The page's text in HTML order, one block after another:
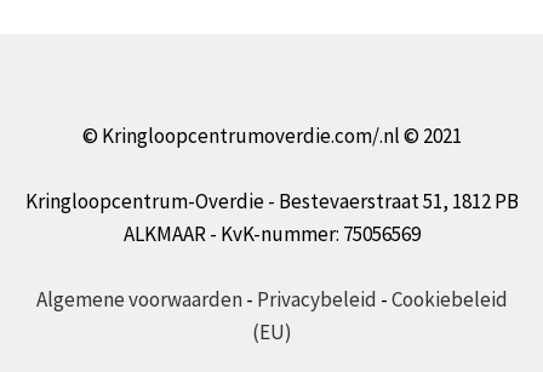
© Kringloopcentrumoverdie.com/.nl © 2021
Kringloopcentrum-Overdie - Bestevaerstraat 51, 1812 PB
ALKMAAR - KvK-nummer: 75056569
Algemene voorwaarden- Privacybeleid -Cookiebeleid
(EU)